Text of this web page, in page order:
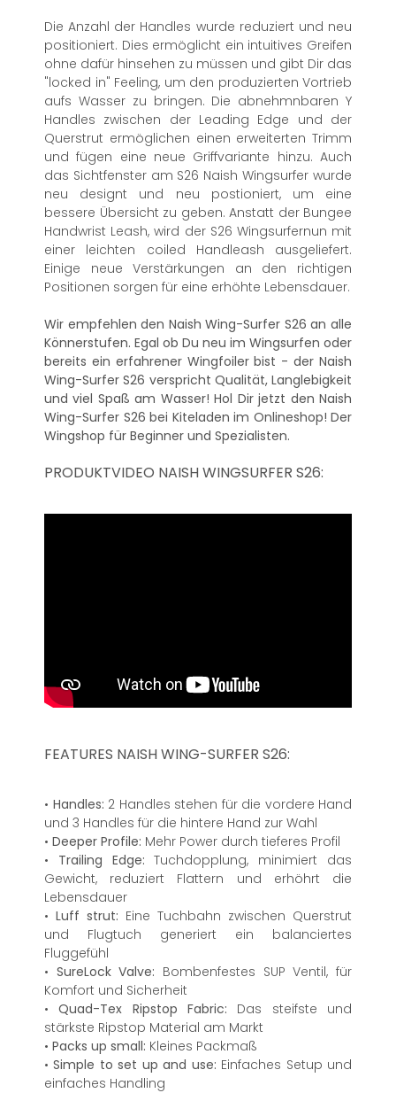
Die Anzahl der Handles wurde reduziert und neu
positioniert. Dies ermöglicht ein intuitives Greifen
ohne dafür hinsehen zu müssen und gibt Dir das
"locked in" Feeling, um den produzierten Vortrieb
aufs Wasser zu bringen. Die abnehmnbaren Y
Handles zwischen der Leading Edge und der
Querstrut ermöglichen einen erweiterten Trimm
und fügen eine neue Griffvariante hinzu. Auch
das Sichtfenster am S26 Naish Wingsurfer wurde
neu designt und neu postioniert, um eine
bessere Übersicht zu geben. Anstatt der Bungee
Handwrist Leash, wird der S26 Wingsurfernun mit
einer leichten coiled Handleash ausgeliefert.
Einige neue Verstärkungen an den richtigen
Positionen sorgen für eine erhöhte Lebensdauer.
Wir empfehlen den Naish Wing-Surfer S26 an alle
Könnerstufen. Egal ob Du neu im Wingsurfen oder
bereits ein erfahrener Wingfoiler bist - der Naish
Wing-Surfer S26 verspricht Qualität, Langlebigkeit
und viel Spaß am Wasser! Hol Dir jetzt den Naish
Wing-Surfer S26 bei Kiteladen im Onlineshop! Der
Wingshop für Beginner und Spezialisten.
PRODUKTVIDEO NAISH WINGSURFER S26:
FEATURES NAISH WING-SURFER S26:
• Handles: 2 Handles stehen für die vordere Hand
und 3 Handles für die hintere Hand zur Wahl
• Deeper Profile: Mehr Power durch tieferes Profil
• Trailing Edge:Tuchdopplung, minimiert das
Gewicht, reduziert Flattern und erhöhrt die
Lebensdauer
• Luff strut: Eine Tuchbahn zwischen Querstrut
und Flugtuch generiert ein balanciertes
Fluggefühl
• SureLock Valve: Bombenfestes SUP Ventil, für
Komfort und Sicherheit
•Quad-Tex Ripstop Fabric: Das steifste und
stärkste Ripstop Material am Markt
• Packs up small: Kleines Packmaß
•Simple to set up and use: Einfaches Setup und
einfaches Handling